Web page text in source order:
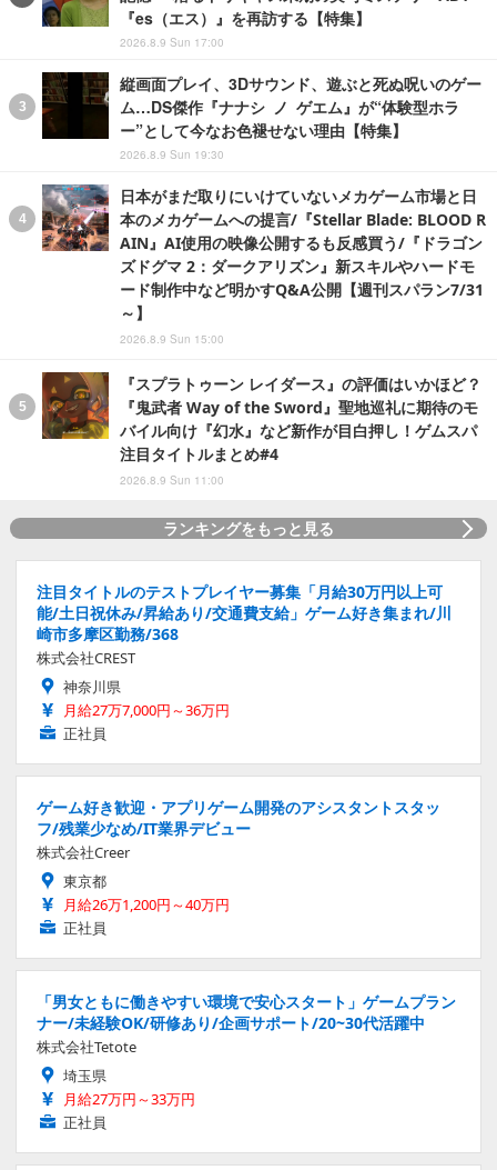
『es（エス）』を再訪する【特集】
2026.8.9 Sun 17:00
縦画面プレイ、3Dサウンド、遊ぶと死ぬ呪いのゲー
ム…DS傑作『ナナシ ノ ゲエム』が“体験型ホラ
ー”として今なお色褪せない理由【特集】
2026.8.9 Sun 19:30
日本がまだ取りにいけていないメカゲーム市場と日
本のメカゲームへの提言/『Stellar Blade: BLOOD R
AIN』AI使用の映像公開するも反感買う/『ドラゴン
ズドグマ 2：ダークアリズン』新スキルやハードモ
ード制作中など明かすQ&A公開【週刊スパラン7/31
～】
2026.8.9 Sun 15:00
『スプラトゥーン レイダース』の評価はいかほど？
『鬼武者 Way of the Sword』聖地巡礼に期待のモ
バイル向け『幻水』など新作が目白押し！ゲムスパ
注目タイトルまとめ#4
2026.8.9 Sun 11:00
ランキングをもっと見る
注目タイトルのテストプレイヤー募集「月給30万円以上可
能/土日祝休み/昇給あり/交通費支給」ゲーム好き集まれ/川
崎市多摩区勤務/368
株式会社CREST
神奈川県
月給27万7,000円～36万円
正社員
ゲーム好き歓迎・アプリゲーム開発のアシスタントスタッ
フ/残業少なめ/IT業界デビュー
株式会社Creer
東京都
月給26万1,200円～40万円
正社員
「男女ともに働きやすい環境で安心スタート」ゲームプラン
ナー/未経験OK/研修あり/企画サポート/20~30代活躍中
株式会社Tetote
埼玉県
月給27万円～33万円
正社員